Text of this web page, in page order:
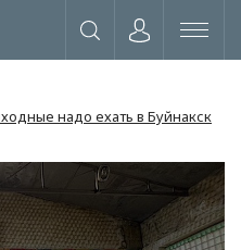
надо ехать в Буйнакск